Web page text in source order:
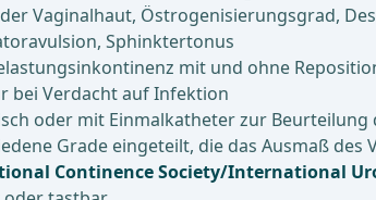
Vaginalhaut, Östrogenisierungsgrad,
Sphinktertonus
mit und ohne
bei Verdacht auf Infektion
oder mit Einmalkatheter zur Beurteilung
Grade eingeteilt, die das Ausmaß
Continence Society/International